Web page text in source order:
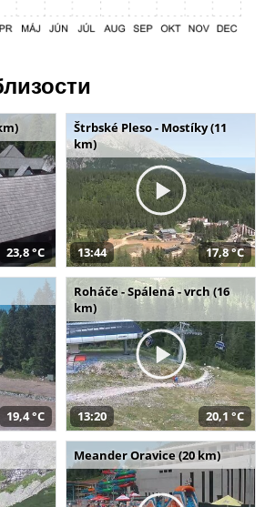
23,8 °C
Štrbské Pleso - Mostíky (11
km)
13:44 17,8 °C
19,4 °C
Roháče - Spálená - vrch (16
km)
13:20 20,1 °C
Meander Oravice (20 km)